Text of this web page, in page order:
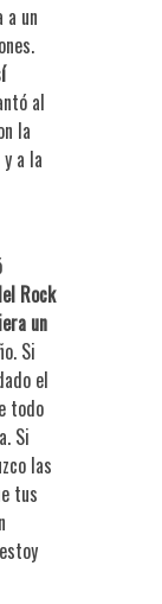
a un
al
la
a la
Rock
un
Si
el
todo
Si
las
tus